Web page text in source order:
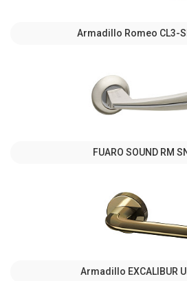
Armadillo Romeo CL3-
FUARO SOUND RM
Armadillo EXCALIBUR